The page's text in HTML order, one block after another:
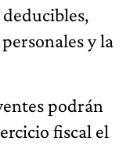
y la
podrán
fiscal el